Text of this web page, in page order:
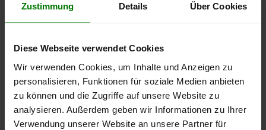
Zustimmung Details Über Cookies
Diese Webseite verwendet Cookies
Wir verwenden Cookies, um Inhalte und Anzeigen zu
personalisieren, Funktionen für soziale Medien anbieten
zu können und die Zugriffe auf unsere Website zu
analysieren. Außerdem geben wir Informationen zu Ihrer
Verwendung unserer Website an unsere Partner für
September
2025
Januar
2026
Mai
2026
250 €
300 €
350 €